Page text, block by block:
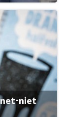
net-niet